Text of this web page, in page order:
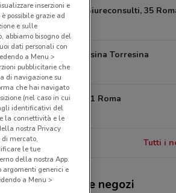
Piazza dei Giureconsulti, 35
Via di Torresina Torresina
4.4 km
Viale Libia11 Roma
5.1 km
Tutti i
Wycon, offerte e negozi
inserzioni e
possibile grazie ad
e sulle
abbiamo bisogno del
dati personali con
a Menu >
pubblicitarie che
di navigazione su
che hai navigato
(nel caso in cui
identificativi del
la connettività e le
nostra Privacy
di mercato,
le tue
della nostra App.
argomenti generici e
a Menu >